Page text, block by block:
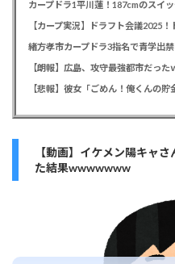
【カープ実況】ドラフト会議2025
【朗報】広島、攻守最強都市だった
【動画】イケメン陽キャ
た結果wwwwwww